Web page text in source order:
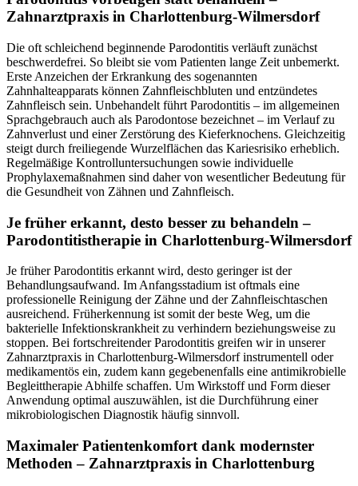
Zahnarztpraxis in Charlottenburg-Wilmersdorf
Die oft schleichend beginnende Parodontitis verläuft zunächst
beschwerdefrei. So bleibt sie vom Patienten lange Zeit unbemerkt.
Erste Anzeichen der Erkrankung des sogenannten
Zahnhalteapparats können Zahnfleischbluten und entzündetes
Zahnfleisch sein. Unbehandelt führt Parodontitis – im allgemeinen
Sprachgebrauch auch als Parodontose bezeichnet – im Verlauf zu
Zahnverlust und einer Zerstörung des Kieferknochens. Gleichzeitig
steigt durch freiliegende Wurzelflächen das Kariesrisiko erheblich.
Regelmäßige Kontrolluntersuchungen sowie individuelle
Prophylaxemaßnahmen sind daher von wesentlicher Bedeutung für
die Gesundheit von Zähnen und Zahnfleisch.
Je früher erkannt, desto besser zu behandeln –
Parodontitistherapie in Charlottenburg-Wilmersdorf
Je früher Parodontitis erkannt wird, desto geringer ist der
Behandlungsaufwand. Im Anfangsstadium ist oftmals eine
professionelle Reinigung der Zähne und der Zahnfleischtaschen
ausreichend. Früherkennung ist somit der beste Weg, um die
bakterielle Infektionskrankheit zu verhindern beziehungsweise zu
stoppen. Bei fortschreitender Parodontitis greifen wir in unserer
Zahnarztpraxis in Charlottenburg-Wilmersdorf instrumentell oder
medikamentös ein, zudem kann gegebenenfalls eine antimikrobielle
Begleittherapie Abhilfe schaffen. Um Wirkstoff und Form dieser
Anwendung optimal auszuwählen, ist die Durchführung einer
mikrobiologischen Diagnostik häufig sinnvoll.
Maximaler Patientenkomfort dank modernster
Methoden – Zahnarztpraxis in Charlottenburg